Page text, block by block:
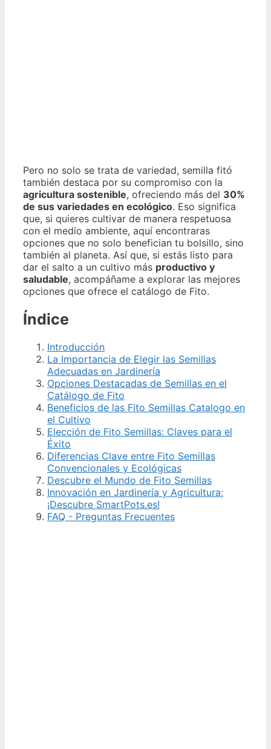
Pero no solo se trata de variedad, semilla fitó
también destaca por su compromiso con la
agricultura sostenible, ofreciendo más del 30%
de sus variedades en ecológico. Eso significa
que, si quieres cultivar de manera respetuosa
con el medio ambiente, aquí encontraras
opciones que no solo benefician tu bolsillo, sino
también al planeta. Así que, si estás listo para
dar el salto a un cultivo más productivo y
saludable, acompáñame a explorar las mejores
opciones que ofrece el catálogo de Fito.
Índice
Introducción
La Importancia de Elegir las Semillas
Adecuadas en Jardinería
Opciones Destacadas de Semillas en el
Catálogo de Fito
Beneficios de las Fito Semillas Catalogo en
el Cultivo
Elección de Fito Semillas: Claves para el
Éxito
Diferencias Clave entre Fito Semillas
Convencionales y Ecológicas
Descubre el Mundo de Fito Semillas
Innovación en Jardinería y Agricultura:
¡Descubre SmartPots.es!
FAQ - Preguntas Frecuentes